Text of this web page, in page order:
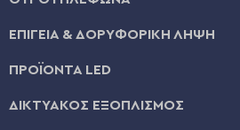
ΕΠΙΓΕΙΑ & ΔΟΡΥΦΟΡΙΚΗ ΛΗΨΗ
ΠΡΟΪΟΝΤΑ LED
ΔΙΚΤΥΑΚΟΣ ΕΞΟΠΛΙΣΜΟΣ